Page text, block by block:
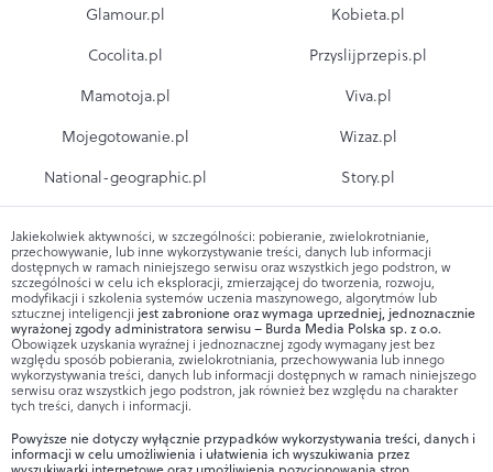
Glamour.pl
Cocolita.pl
Mamotoja.pl
Mojegotowanie.pl
National-geographic.pl
Kobieta.pl
Przyslijprzepis.pl
Viva.pl
Wizaz.pl
Story.pl
Jakiekolwiek aktywności, w szczególności: pobieranie, zwielokrotnianie,
przechowywanie, lub inne wykorzystywanie treści, danych lub informacji
dostępnych w ramach niniejszego serwisu oraz wszystkich jego podstron, w
szczególności w celu ich eksploracji, zmierzającej do tworzenia, rozwoju,
modyfikacji i szkolenia systemów uczenia maszynowego, algorytmów lub
sztucznej inteligencji jest zabronione oraz wymaga uprzedniej, jednoznacznie
wyrażonej zgody administratora serwisu – Burda Media Polska sp. z o.o.
Obowiązek uzyskania wyraźnej i jednoznacznej zgody wymagany jest bez
względu sposób pobierania, zwielokrotniania, przechowywania lub innego
wykorzystywania treści, danych lub informacji dostępnych w ramach niniejszego
serwisu oraz wszystkich jego podstron, jak również bez względu na charakter
tych treści, danych i informacji.
Powyższe nie dotyczy wyłącznie przypadków wykorzystywania treści, danych i
informacji w celu umożliwienia i ułatwienia ich wyszukiwania przez